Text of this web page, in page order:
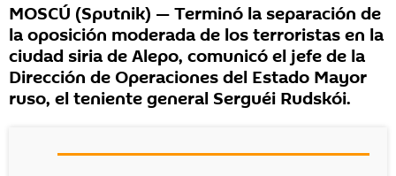
MOSCÚ (Sputnik) — Terminó la separación de
la oposición moderada de los terroristas en la
ciudad siria de Alepo, comunicó el jefe de la
Dirección de Operaciones del Estado Mayor
ruso, el teniente general Serguéi Rudskói.